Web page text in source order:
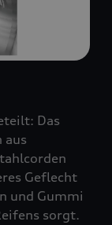
Das
aus
Geflecht
und Gummi
sorgt.